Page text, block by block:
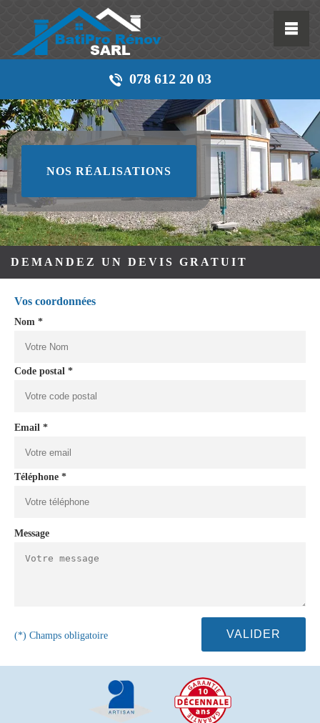
078 612 20 03
NOS RÉALISATIONS
DEMANDEZ UN DEVIS GRATUIT
Vos coordonnées
Nom *
Code postal *
Email *
Téléphone *
Message
(*) Champs obligatoire